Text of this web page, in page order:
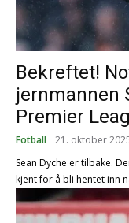
Bekreftet!
jernmannen
Premier
Fotball 21. oktober
Sean Dyche er tilbake.
kjent for å bli hentet inn